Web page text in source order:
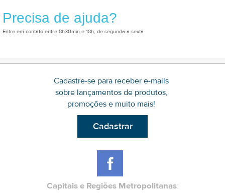
Precisa de ajuda?
Entre em contato entre 8h30min e 18h, de segunda a sexta
Cadastre-se para receber e-mails
sobre lançamentos de produtos,
promoções e muito mais!
Cadastrar
Capitais e Regiões Metropolitanas: